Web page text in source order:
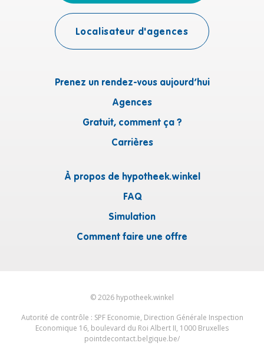
Prenez un rendez-vous aujourd’hui
Agences
Gratuit, comment ça ?
Carrières
À propos de hypotheek.winkel
FAQ
Simulation
Comment faire une offre
Localisateur d'agences
©2026 hypotheek.winkel
Autorité de contrôle : SPF Economie, Direction Générale Inspection
Economique 16, boulevard du Roi Albert II, 1000 Bruxelles
pointdecontact.belgique.be/